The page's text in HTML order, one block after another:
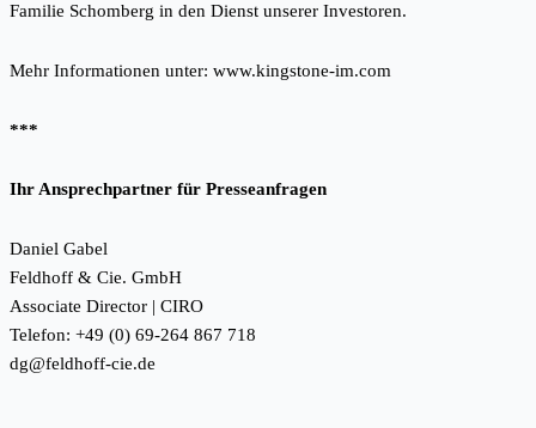
Familie Schomberg in den Dienst unserer Investoren.
Mehr Informationen unter: www.kingstone-im.com
***
Ihr Ansprechpartner für Presseanfragen
Daniel Gabel
Feldhoff & Cie. GmbH
Associate Director | CIRO
Telefon: +49 (0) 69-264 867 718
dg@feldhoff-cie.de